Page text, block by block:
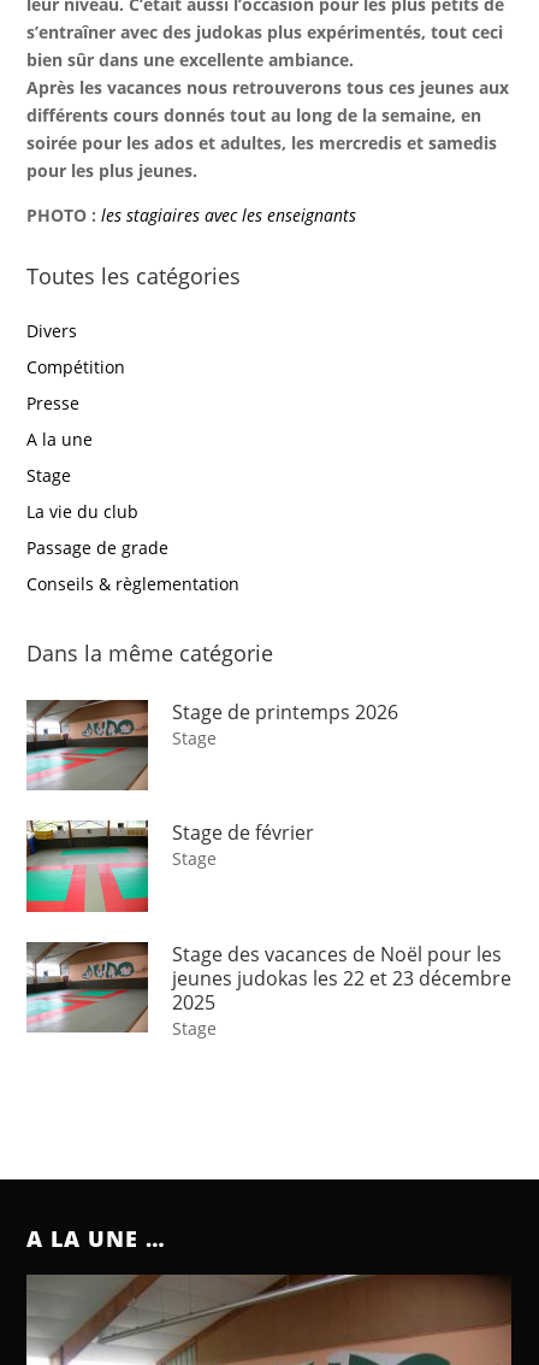
s’entraîner avec des judokas plus expérimentés, tout ceci
bien sûr dans une excellente ambiance.
Après les vacances nous retrouverons tous ces jeunes aux
différents cours donnés tout au long de la semaine, en
soirée pour les ados et adultes, les mercredis et samedis
pour les plus jeunes.
PHOTO : les stagiaires avec les enseignants
Toutes les catégories
Divers
Compétition
Presse
A la une
Stage
La vie du club
Passage de grade
Conseils & règlementation
Dans la même catégorie
Stage de printemps 2026
Stage
Stage de février
Stage
Stage des vacances de Noël pour les
jeunes judokas les 22 et 23 décembre
2025
Stage
A LA UNE …